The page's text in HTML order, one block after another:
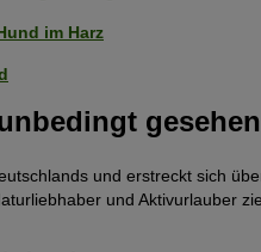
im Harz
und erstreckt sich
und Aktivurlauber